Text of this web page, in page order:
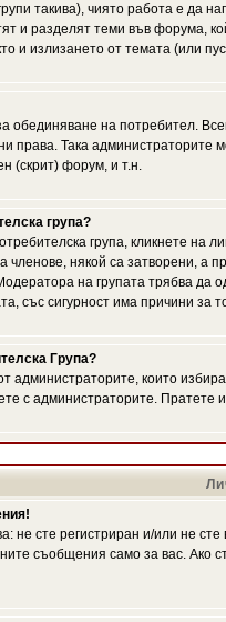
такива), чиято работа е да
и разделят теми във форума,
и излизането от темата (или
обединяване на потребител.
права. Така
(скрит) форум, и т.н.
група?
група, кликнете на
членове, някой са затворени, а
на групата трябва
със сигурност има причини за
Група?
администраторите, които
с администраторите.
не сте регистриран и/или не
съобщения само за вас. Ако